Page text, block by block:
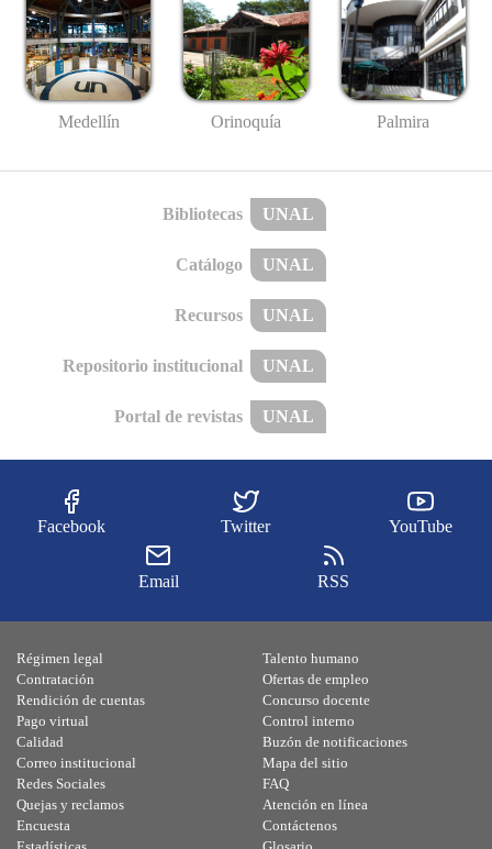
Medellín Orinoquía Palmira
Bibliotecas UNAL
Catálogo UNAL
Recursos UNAL
Repositorio institucional UNAL
Portal de revistas UNAL
Facebook Twitter YouTube
Email RSS
Régimen legal
Contratación
Rendición de cuentas
Pago virtual
Calidad
Talento humano
Ofertas de empleo
Concurso docente
Control interno
Buzón de notificaciones
Correo institucional
Redes Sociales
Quejas y reclamos
Encuesta
Mapa del sitio
FAQ
Atención en línea
Contáctenos